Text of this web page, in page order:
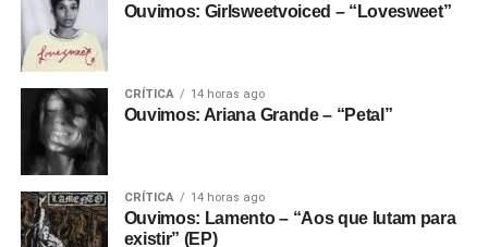
Ouvimos: Girlsweetvoiced – “Lovesweet”
CRÍTICA 14 horas ago
Ouvimos: Ariana Grande – “Petal”
CRÍTICA 14 horas ago
Ouvimos: Lamento – “Aos que lutam para
existir” (EP)